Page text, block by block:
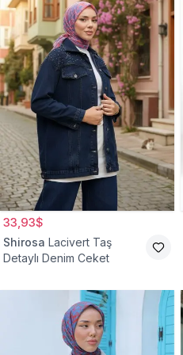
33,93$
Shirosa Lacivert Taş
Detaylı Denim Ceket